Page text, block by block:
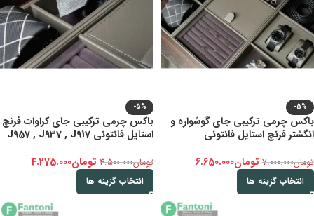
-5%
باکس چرمی ترکیبی جای گوشواره و
انگشتر فرنچ استایل فانتونی
تومان7.000.000 تومان6.650.000
انتخاب گزینه ها
-5%
باکس چرمی ترکیبی جای کراوات فرنچ
استایل فانتونی J957 , J937 , J917
تومان4.500.000 تومان4.275.000
انتخاب گزینه ها